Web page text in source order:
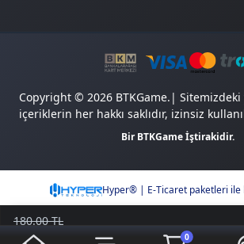
180.00 TL
177.65 0
Copyright © 2026 BTKGame.| Sitemizdeki
içeriklerin her hakkı saklıdır, izinsiz
Bir BTKGame İştirakidir.
Hyper® | E-Ticaret paketleri ile